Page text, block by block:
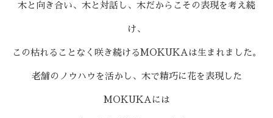
木と向き合い、木と対話し、木だからこその表現を考え続
け、
この枯れることなく咲き続けるMOKUKAは生まれました。
老舗のノウハウを活かし、木で精巧に花を表現した
MOKUKAには